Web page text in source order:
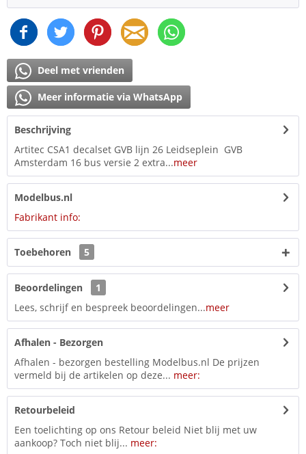
Deel met vrienden
Meer informatie via WhatsApp
Beschrijving
Artitec CSA1 decalset GVB lijn 26 Leidseplein GVB
Amsterdam 16 bus versie 2 extra...meer
Modelbus.nl
Fabrikant info:
Toebehoren 5
Beoordelingen
1
Lees, schrijf en bespreek beoordelingen...meer
Afhalen - Bezorgen
Afhalen - bezorgen bestelling Modelbus.nl De prijzen
vermeld bij de artikelen op deze... meer:
Retourbeleid
Een toelichting op ons Retour beleid Niet blij met uw
aankoop? Toch niet blij... meer: